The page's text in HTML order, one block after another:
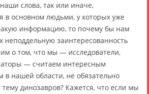
слова, так или иначе,
в основном людьми, у которых уже
информацию, то почему бы нам
неподдельную заинтересованность
им о том, что мы — исследователи,
— считаем интересным
в нашей области, не обязательно
динозавров? Кажется, что если мы